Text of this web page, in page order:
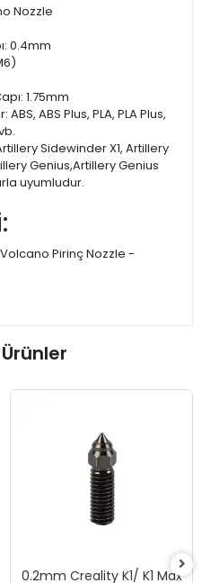
Nozzle
0.4mm
1.75mm
ABS Plus, PLA, PLA Plus,
Sidewinder X1, Artillery
Genius,Artillery Genius
uyumludur.
Pirinç Nozzle -
0.2mm Creality K1/ K1 Max